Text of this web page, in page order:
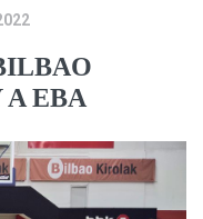
A EBA